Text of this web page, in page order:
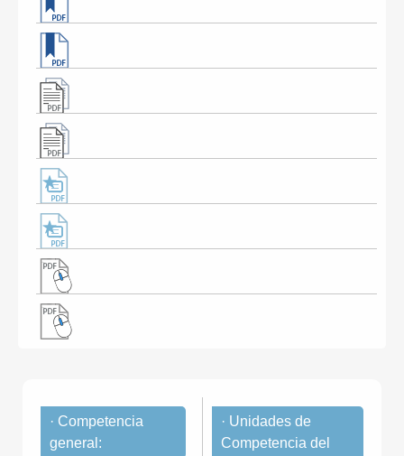
· Competencia
general:
· Unidades de
Competencia del